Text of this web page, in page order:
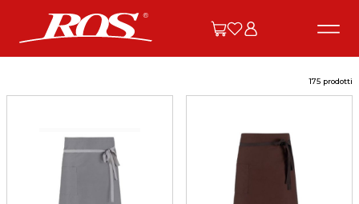
175 prodotti